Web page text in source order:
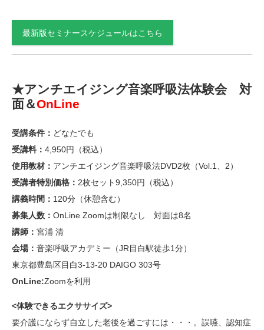
最新版セミナースケジュールはこちら
★アンチエイジング音楽呼吸法体験会 対
面＆OnLine
受講条件： どなたでも
受講料： 4,950円（税込）
使用教材： アンチエイジング音楽呼吸法DVD2枚（Vol.1、2）
受講者特別価格： 2枚セット9,350円（税込）
講義時間： 120分（休憩含む）
募集人数： OnLine Zoomは制限なし 対面は8名
講師： 宮浦 清
会場： 音楽呼吸アカデミー（JR目白駅徒歩1分）
東京都豊島区目白3-13-20 DAIGO 303号
OnLine:Zoomを利用
<体験できるエクササイズ>
要介護にならず自立した老後を過ごすには・・・。誤嚥、認知症